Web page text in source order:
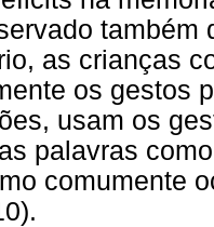
as crianças
os gestos
usam os
palavras
comumente